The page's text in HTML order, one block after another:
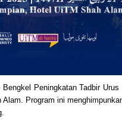
Peningkatan Tadbir
Program ini